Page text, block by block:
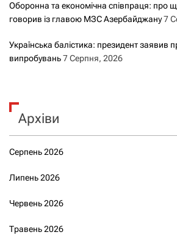
Оборонна та економічна співпраця: про
говорив із главою МЗС Азербайджану7
Українська балістика: президент заявив
випробувань7 Серпня, 2026
Архіви
Серпень 2026
Липень 2026
Червень 2026
Травень 2026